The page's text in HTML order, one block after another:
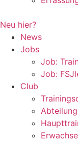
Neu hier?
News
Jobs
Job:
Job:
Club